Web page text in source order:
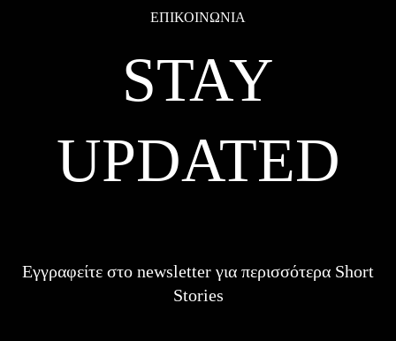
ΕΠΙΚΟΙΝΩΝΙΑ
STAY
UPDATED
Εγγραφείτε στο newsletter για περισσότερα Short
Stories